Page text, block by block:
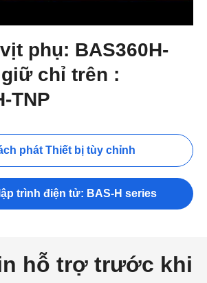
phụ: BAS360H-
chỉ trên :
TNP
phát Thiết bị tùy chỉnh
trình điện tử: BAS-H series
hỗ trợ trước khi